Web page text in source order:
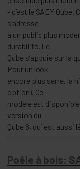
- c’est le SAEY
s’adresse
à un public plus
durabilité. Le
Qube s’appuie sur la
Pour un look
encore plus serré, la
option). Ce
modèle est
version du
Qube 8, qui est aussi
Poêle à bois: